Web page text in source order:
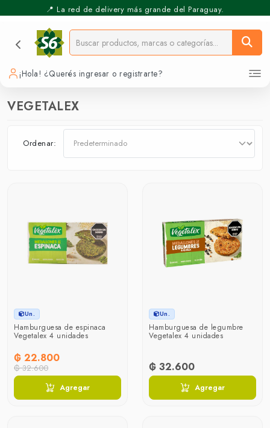
📍 La red de delivery más grande del Paraguay.
⚡️ Pickup Express - Retirás en 30 min.
¡Hola! ¿Querés ingresar o registrarte?
VEGETALEX
Ordenar:
Un.
Hamburguesa de espinaca
Vegetalex 4 unidades
₲ 22.800
₲ 32.600
Agregar
Un.
Hamburguesa de legumbre
Vegetalex 4 unidades
₲ 32.600
Agregar